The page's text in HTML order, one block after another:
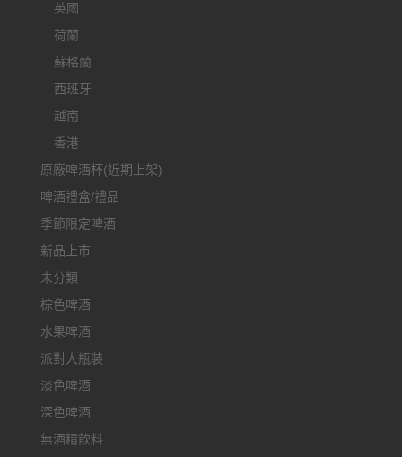
英國
荷蘭
蘇格蘭
西班牙
越南
香港
原廠啤酒杯(近期上架)
啤酒禮盒/禮品
季節限定啤酒
新品上市
未分類
棕色啤酒
水果啤酒
派對大瓶裝
淡色啤酒
深色啤酒
無酒精飲料